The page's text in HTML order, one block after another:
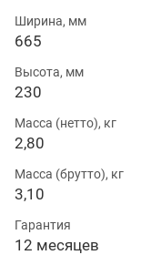
Ширина, мм
665
Высота, мм
230
Масса (нетто), кг
2,80
Масса (брутто), кг
3,10
Гарантия
12 месяцев